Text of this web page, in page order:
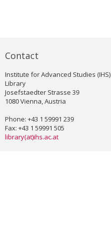
Contact
Institute for Advanced Studies (IHS)
Library
Josefstaedter Strasse 39
1080 Vienna, Austria
Phone: +43 1 59991 239
Fax: +43 1 59991 505
library(at)ihs.ac.at